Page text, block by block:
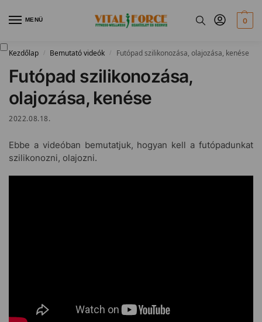
MENÜ 0
Kezdőlap / Bemutató videók / Futópad szilikonozása, olajozása, kenése
Futópad szilikonozása,
olajozása, kenése
2022.08.18.
Ebbe a videóban bemutatjuk, hogyan kell a futópadunkat
szilikonozni, olajozni.